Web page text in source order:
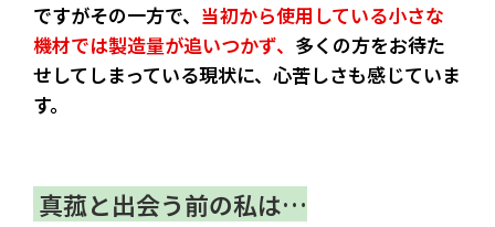
ですがその一方で、 当初から使用している小さな
機材では製造量が追いつかず、 多くの方をお待た
せしてしまっている現状に、心苦しさも感じていま
す。
真菰と出会う前の私は…